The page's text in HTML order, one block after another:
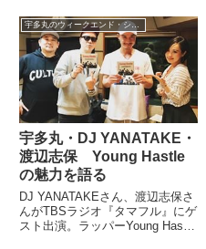
Steppers』のリリース日が決定し
たことについて話していました。
宇多丸のウィークエンド・シャッフル
宇多丸・DJ YANATAKE・
渡辺志保 Young Hastle
の魅力を語る
DJ YANATAKEさん、渡辺志保さ
んがTBSラジオ『タマフル』にゲ
スト出演。ラッパーYoung Hastle